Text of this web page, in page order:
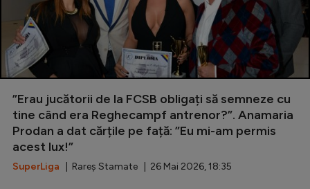
”Erau jucătorii de la FCSB obligați să semneze cu
tine când era Reghecampf antrenor?”. Anamaria
Prodan a dat cărțile pe față: ”Eu mi-am permis
acest lux!”
SuperLiga | Rareș Stamate | 26 Mai 2026, 18:35